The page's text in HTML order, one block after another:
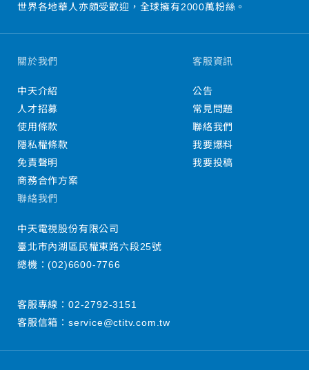
世界各地華人亦頗受歡迎，全球擁有2000萬粉絲。
關於我們
中天介紹
人才招募
使用條款
隱私權條款
免責聲明
商務合作方案
客服資訊
公告
常見問題
聯絡我們
我要爆料
我要投稿
聯絡我們
中天電視股份有限公司
臺北市內湖區民權東路六段25號
總機：(02)6600-7766
客服專線： 02-2792-3151
客服信箱： service@ctitv.com.tw